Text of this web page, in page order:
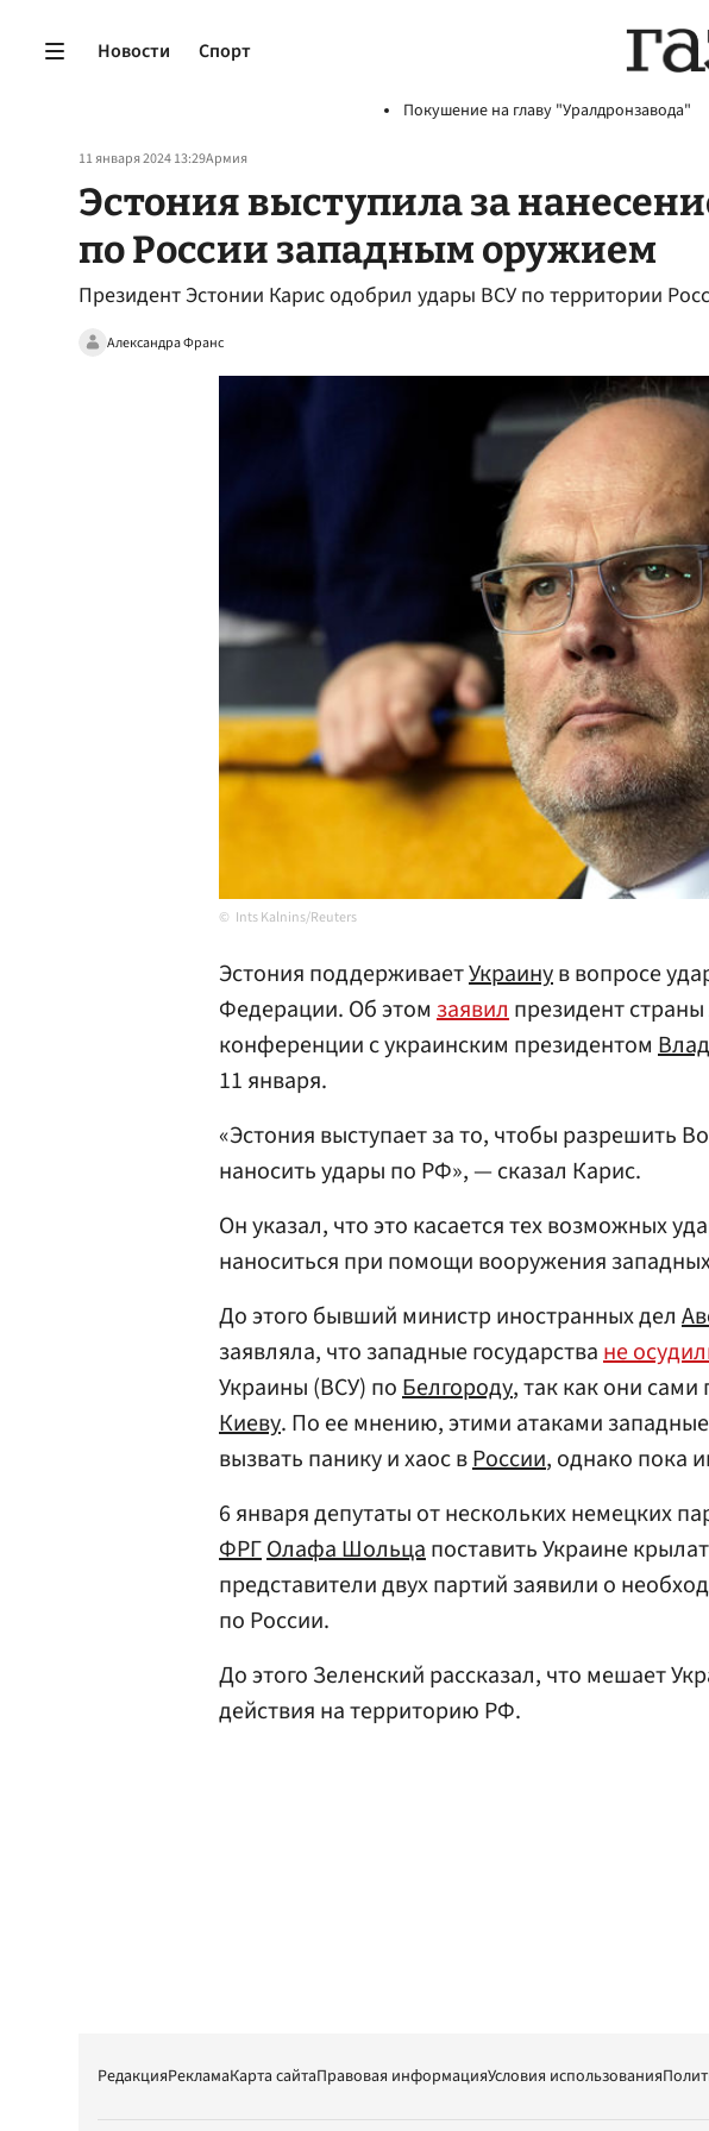
Новости Спорт
Покушение на главу "Уралдронзавода"
11 января 2024 13:29Армия
Эстония выступила за
по России западным оружием
Президент Эстонии Карис одобрил удары ВСУ по территории
Александра Франс
Ints Kalnins/Reuters
Эстония поддерживаетУкраинув вопросе
Федерации. Об этом заявилпрезидент
конференции с украинским президентом
11 января.
«Эстония выступает за то, чтобы разрешить
наносить удары по РФ», — сказал Карис.
Он указал, что это касается тех возможных
наноситься при помощи вооружения
До этого бывший министр иностранных дел
заявляла, что западные государстване
Украины (ВСУ) поБелгороду, так как они
Киеву. По ее мнению, этими атаками
вызвать панику и хаос вРоссии, однако пока
6 января депутаты от нескольких немецких
ФРГОлафа Шольцапоставить Украине
представители двух партий заявили о
по России.
До этого Зеленский рассказал, что мешает
действия на территорию РФ.
РедакцияРекламаКарта сайтаПравовая информацияУсловия использования